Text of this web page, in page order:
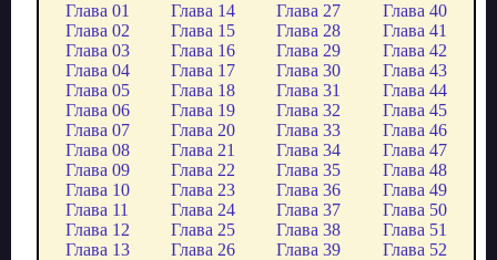
Глава 01
Глава 02
Глава 03
Глава 04
Глава 05
Глава 06
Глава 07
Глава 08
Глава 09
Глава 10
Глава 11
Глава 12
Глава 13
Глава 14
Глава 15
Глава 16
Глава 17
Глава 18
Глава 19
Глава 20
Глава 21
Глава 22
Глава 23
Глава 24
Глава 25
Глава 26
Глава 27
Глава 28
Глава 29
Глава 30
Глава 31
Глава 32
Глава 33
Глава 34
Глава 35
Глава 36
Глава 37
Глава 38
Глава 39
Глава 40
Глава 41
Глава 42
Глава 43
Глава 44
Глава 45
Глава 46
Глава 47
Глава 48
Глава 49
Глава 50
Глава 51
Глава 52